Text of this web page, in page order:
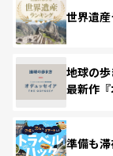
世界遺
地球の
最新作『
準備も